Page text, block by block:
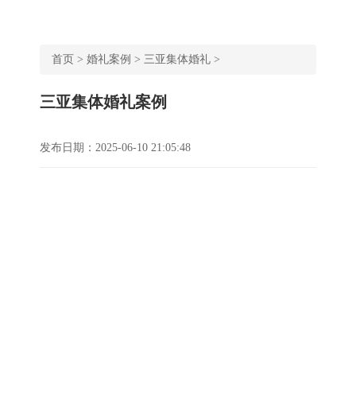
首页 > 婚礼案例 > 三亚集体婚礼 >
三亚集体婚礼案例
发布日期：2025-06-10 21:05:48